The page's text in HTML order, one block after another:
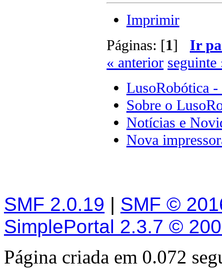
Imprimir
Páginas: [1] Ir
« anterior seguinte
LusoRobótica -
Sobre o
Notícias e
Nova
SMF 2.0.19 | SMF ©
SimplePortal 2.3.7 ©
Página criada em 0.072